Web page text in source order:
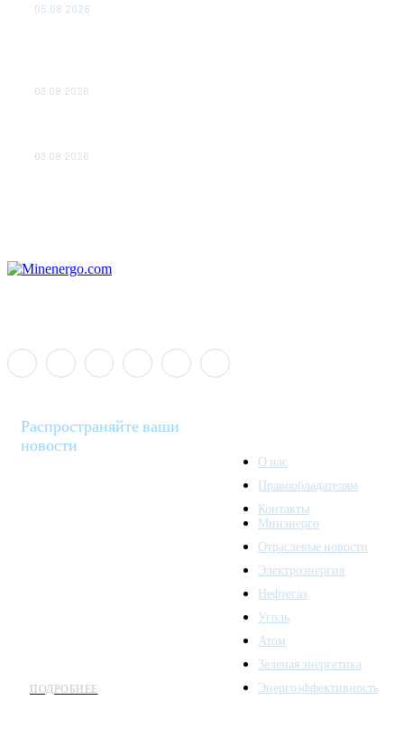
05.08.2026
03.08.2026
03.08.2026
Распространяйте ваши
новости
ПОДРОБНЕЕ
О нас
Правообладателям
Контакты
Минэнерго
Отраслевые новости
Электроэнергия
Нефтегаз
Уголь
Атом
Зеленая энергетика
Энергоэффективность